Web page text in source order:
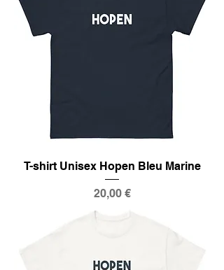
T-shirt Unisex Hopen Bleu Marine
Prix
20,00 €